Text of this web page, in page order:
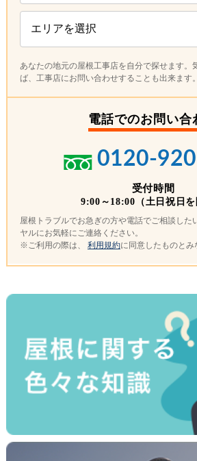
あなたの地元の屋根工事店を自分で探せます。
ば、工事店にお問い合わせすることも出来ます。
電話でのお問い合
0120-
受付時間
9:00～18:00（土日祝日を
屋根トラブルでお急ぎの方や電話でご相談した
ヤルにお気軽にご連絡ください。
※ご利用の際は、 利用規約に同意したものとみ